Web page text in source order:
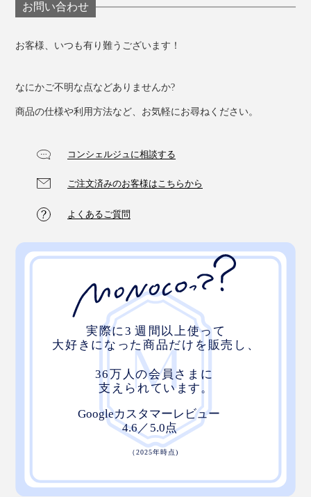
お問い合わせ
お客様、いつも有り難うございます！
なにかご不明な点などありませんか?
商品の仕様や利用方法など、お気軽にお尋ねください。
コンシェルジュに相談する
ご注文済みのお客様はこちらから
よくあるご質問